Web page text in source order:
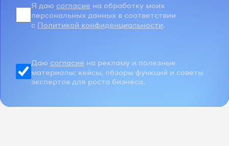
Я даю согласие на обработку моих
персональных данных в соответствии
с Политикой конфиденциальности.
Даю согласие на рекламу и полезные
материалы: кейсы, обзоры функций и советы
экспертов для роста бизнеса.